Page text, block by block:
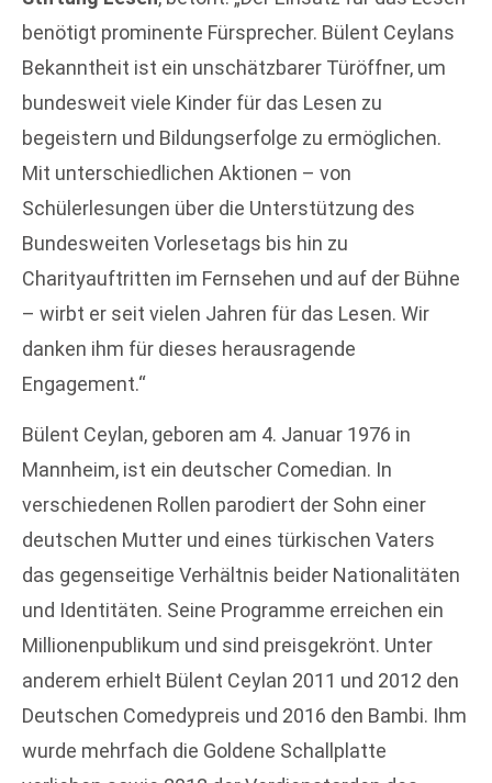
benötigt prominente Fürsprecher. Bülent Ceylans
Bekanntheit ist ein unschätzbarer Türöffner, um
bundesweit viele Kinder für das Lesen zu
begeistern und Bildungserfolge zu ermöglichen.
Mit unterschiedlichen Aktionen – von
Schülerlesungen über die Unterstützung des
Bundesweiten Vorlesetags bis hin zu
Charityauftritten im Fernsehen und auf der Bühne
– wirbt er seit vielen Jahren für das Lesen. Wir
danken ihm für dieses herausragende
Engagement.“
Bülent Ceylan, geboren am 4. Januar 1976 in
Mannheim, ist ein deutscher Comedian. In
verschiedenen Rollen parodiert der Sohn einer
deutschen Mutter und eines türkischen Vaters
das gegenseitige Verhältnis beider Nationalitäten
und Identitäten. Seine Programme erreichen ein
Millionenpublikum und sind preisgekrönt. Unter
anderem erhielt Bülent Ceylan 2011 und 2012 den
Deutschen Comedypreis und 2016 den Bambi. Ihm
wurde mehrfach die Goldene Schallplatte